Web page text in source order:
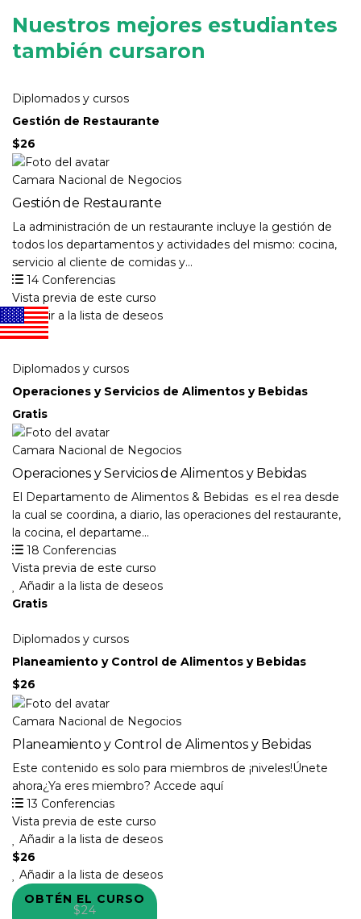
Nuestros mejores estudiantes
también cursaron
Diplomados y cursos
Gestión de Restaurante
$26
Camara Nacional de Negocios
Gestión de Restaurante
La administración de un restaurante incluye la gestión de
todos los departamentos y actividades del mismo: cocina,
servicio al cliente de comidas y...
14 Conferencias
Vista previa de este curso
Añadir a la lista de deseos
$26
Diplomados y cursos
Operaciones y Servicios de Alimentos y Bebidas
Gratis
Camara Nacional de Negocios
Operaciones y Servicios de Alimentos y Bebidas
El Departamento de Alimentos & Bebidas es el rea desde
la cual se coordina, a diario, las operaciones del restaurante,
la cocina, el departame...
18 Conferencias
Vista previa de este curso
Añadir a la lista de deseos
Gratis
Diplomados y cursos
Planeamiento y Control de Alimentos y Bebidas
$26
Camara Nacional de Negocios
Planeamiento y Control de Alimentos y Bebidas
Este contenido es solo para miembros de ¡niveles!Únete
ahora¿Ya eres miembro? Accede aquí
13 Conferencias
Vista previa de este curso
Añadir a la lista de deseos
$26
Añadir a la lista de deseos
OBTÉN EL CURSO
$24